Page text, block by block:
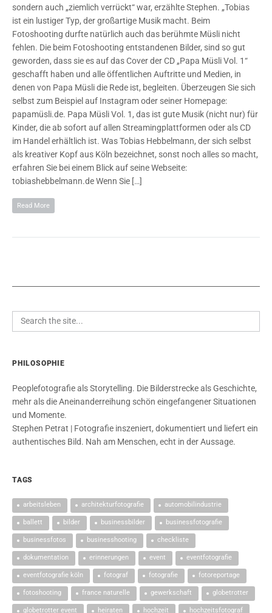
sondern auch „ziemlich verrückt“ war, erzählte Stephen. „Tobias
ist ein lustiger Typ, der großartige Musik macht. Beim
Fotoshooting durfte natürlich auch das berühmte Müsli nicht
fehlen. Die beim Fotoshooting entstandenen Bilder, sind so gut
geworden, dass sie es auf das Cover der CD „Papa Müsli Vol. 1“
geschafft haben und alle öffentlichen Auftritte und Medien, in
denen von Papa Müsli die Rede ist, begleiten. Überzeugen Sie sich
selbst zum Beispiel auf Instagram oder seiner Homepage:
papamüsli.de. Papa Müsli Vol. 1, das ist gute Musik (nicht nur) für
Kinder, die ab sofort auf allen Streamingplattformen oder als CD
im Handel erhältlich ist. Was Tobias Hebbelmann, der sich selbst
als kreativer Kopf aus Köln bezeichnet, sonst noch alles so macht,
erfahren Sie bei einem Blick auf seine Webseite:
tobiashebbelmann.de Wenn Sie […]
Read More
PHILOSOPHIE
Peoplefotografie als Storytelling. Die Bilderstrecke als Geschichte,
mehr als die Aneinanderreihung schön eingefangener Situationen
und Momente.
Stephen Petrat | Fotografie inszeniert, dokumentiert und liefert ein
authentisches Bild. Nah am Menschen, echt in der Aussage.
TAGS
arbeitsleben architekturfotografie automobilindustrie
ballett bilder businessbilder businessfotografie
businessfotos businesshooting checkliste
dokumentation erinnerungen event eventfotografie
eventfotografie köln fotograf fotografie fotoreportage
fotoshooting france naturelle gewerkschaft globetrotter
globetrotter event heiraten hochzeit hochzeitsfotograf